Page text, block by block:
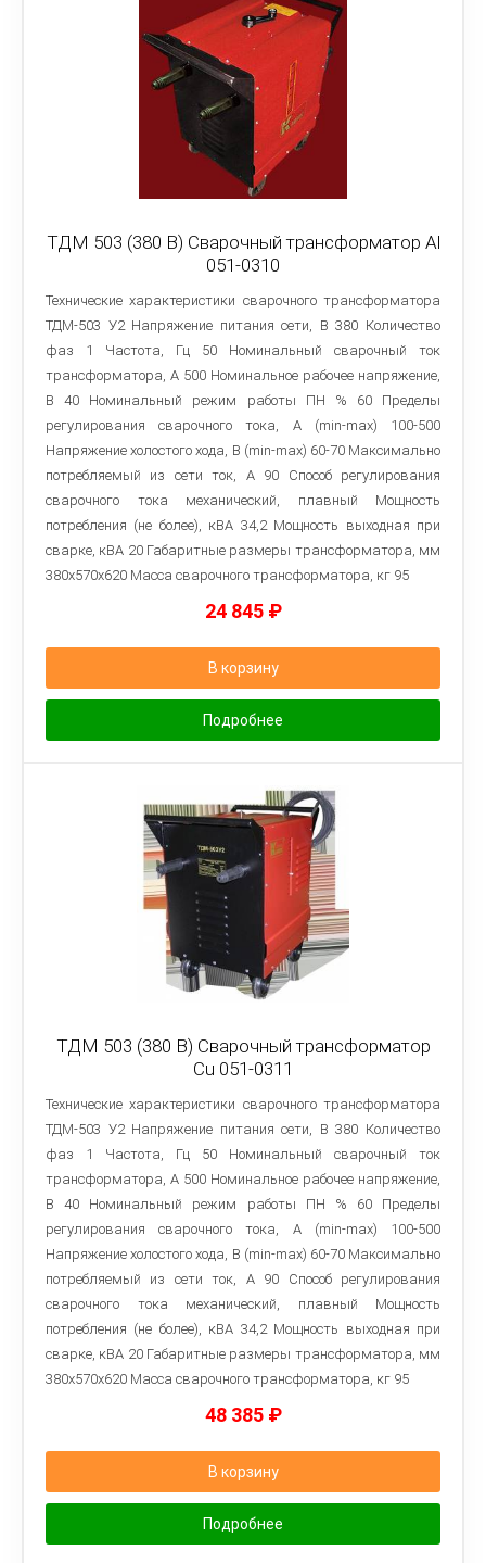
ТДМ 503 (380 В) Сварочный трансформатор Al
051-0310
Технические характеристики сварочного трансформатора
ТДМ-503 У2 Напряжение питания сети, В 380 Количество
фаз 1 Частота, Гц 50 Номинальный сварочный ток
трансформатора, А 500 Номинальное рабочее напряжение,
В 40 Номинальный режим работы ПН % 60 Пределы
регулирования сварочного тока, A (min-max) 100-500
Напряжение холостого хода, В (min-max) 60-70 Максимально
потребляемый из сети ток, А 90 Способ регулирования
сварочного тока механический, плавный Мощность
потребления (не более), кВА 34,2 Мощность выходная при
сварке, кВА 20 Габаритные размеры трансформатора, мм
380x570x620 Macca сварочного трансформатора, кг 95
24 845 ₽
В корзину
Подробнее
ТДМ 503 (380 В) Сварочный трансформатор
Cu 051-0311
Технические характеристики сварочного трансформатора
ТДМ-503 У2 Напряжение питания сети, В 380 Количество
фаз 1 Частота, Гц 50 Номинальный сварочный ток
трансформатора, А 500 Номинальное рабочее напряжение,
В 40 Номинальный режим работы ПН % 60 Пределы
регулирования сварочного тока, A (min-max) 100-500
Напряжение холостого хода, В (min-max) 60-70 Максимально
потребляемый из сети ток, А 90 Способ регулирования
сварочного тока механический, плавный Мощность
потребления (не более), кВА 34,2 Мощность выходная при
сварке, кВА 20 Габаритные размеры трансформатора, мм
380x570x620 Macca сварочного трансформатора, кг 95
48 385 ₽
В корзину
Подробнее